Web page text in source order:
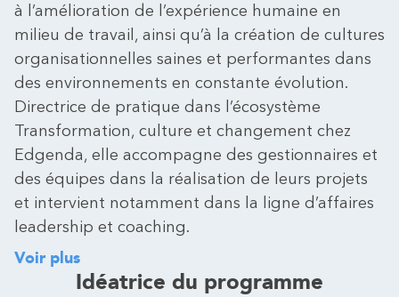
à l’amélioration de l’expérience humaine en
milieu de travail, ainsi qu’à la création de cultures
organisationnelles saines et performantes dans
des environnements en constante évolution.
Directrice de pratique dans l’écosystème
Transformation, culture et changement chez
Edgenda, elle accompagne des gestionnaires et
des équipes dans la réalisation de leurs projets
et intervient notamment dans la ligne d’affaires
leadership et coaching.
Voir plus
Idéatrice du programme